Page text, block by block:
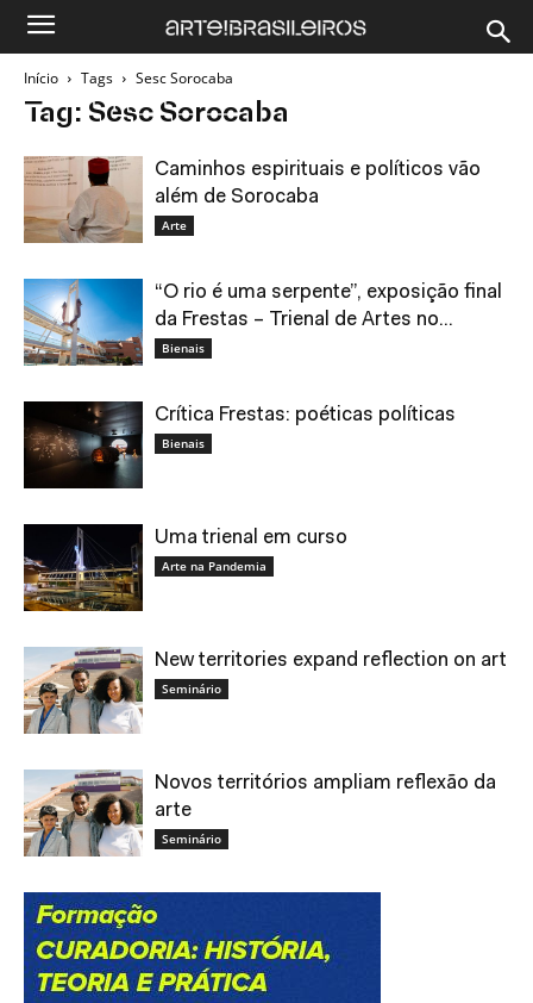
Início Tags Sesc Sorocaba
Tag: Sesc Sorocaba
Caminhos espirituais e políticos vão
além de Sorocaba
Arte
“O rio é uma serpente”, exposição final
da Frestas – Trienal de Artes no...
Bienais
Crítica Frestas: poéticas políticas
Bienais
Uma trienal em curso
Arte na Pandemia
New territories expand reflection on art
Seminário
Novos territórios ampliam reflexão da
arte
Seminário